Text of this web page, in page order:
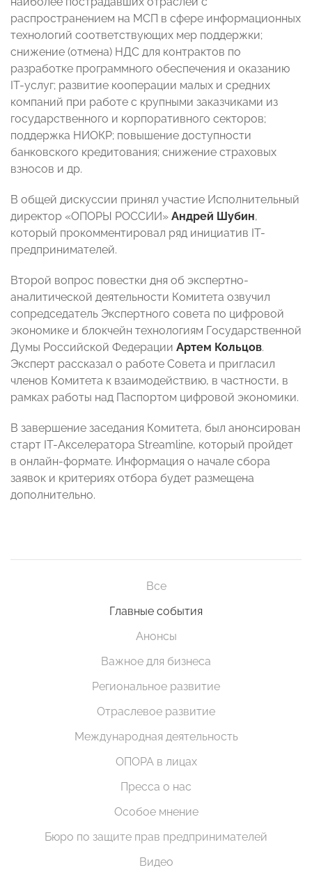
распространением на МСП в сфере информационных
технологий соответствующих мер поддержки;
снижение (отмена) НДС для контрактов по
разработке программного обеспечения и оказанию
IT-услуг; развитие кооперации малых и средних
компаний при работе с крупными заказчиками из
государственного и корпоративного секторов;
поддержка НИОКР; повышение доступности
банковского кредитования; снижение страховых
взносов и др.
В общей дискуссии принял участие Исполнительный
директор «ОПОРЫ РОССИИ» Андрей Шубин,
который прокомментировал ряд инициатив IT-
предпринимателей.
Второй вопрос повестки дня об экспертно-
аналитической деятельности Комитета озвучил
сопредседатель Экспертного совета по цифровой
экономике и блокчейн технологиям Государственной
Думы Российской Федерации Артем Кольцов.
Эксперт рассказал о работе Совета и пригласил
членов Комитета к взаимодействию, в частности, в
рамках работы над Паспортом цифровой экономики.
В завершение заседания Комитета, был анонсирован
старт IT-Акселератора Streamline, который пройдет
в онлайн-формате. Информация о начале сбора
заявок и критериях отбора будет размещена
дополнительно.
Все
Главные события
Анонсы
Важное для бизнеса
Региональное развитие
Отраслевое развитие
Международная деятельность
ОПОРА в лицах
Пресса о нас
Особое мнение
Бюро по защите прав предпринимателей
Видео